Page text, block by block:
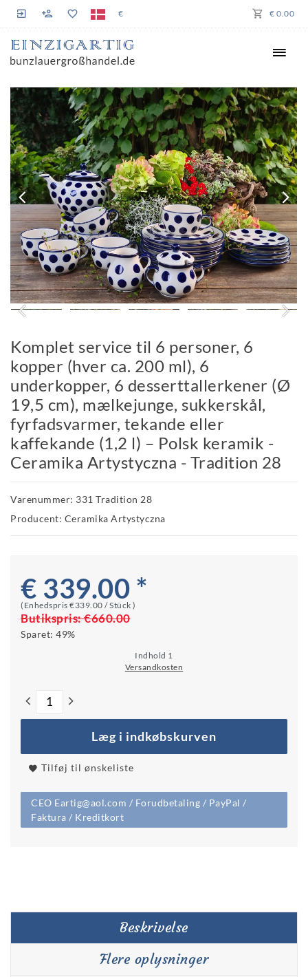
€ € 0.00
Komplet service til 6 personer, 6
kopper (hver ca. 200 ml), 6
underkopper, 6 desserttallerkener (Ø
19,5 cm), mælkejunge, sukkerskål,
fyrfadsvarmer, tekande eller
kaffekande (1,2 l) – Polsk keramik -
Ceramika Artystyczna - Tradition 28
Varenummer: 331 Tradition 28
Producent: Ceramika Artystyczna
€ 339.00 *
(Enhedspris €339.00 / Stück )
Butikspris:€660.00
Sparet: 49%
Indhold 1
Versandkosten
Læg i indkøbskurven
Tilføj til ønskeliste
CEO Eartig@aol.com / Forudbetaling / PayPal /
Faktura / Kreditkort
Beskrivelse
Flere oplysninger